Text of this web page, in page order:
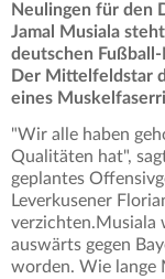
Neulingen für den
Jamal Musiala
deutschen
Der Mittelfeldstar
eines
"Wir alle haben
Qualitäten hat",
geplantes
Leverkusener
verzichten.Musiala
auswärts gegen
worden. Wie lange